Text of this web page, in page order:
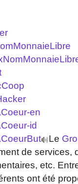
en
id
Le
de services,
etc.
ont été